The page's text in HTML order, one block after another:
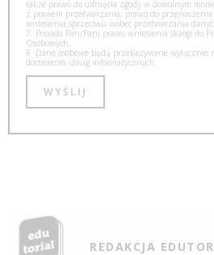
także prawo do cofnięcia zgody w dowolnym
z prawem przetwarzania, prawo do
wniesienia sprzeciwu wobec przetwarzania
7. Posiada Pan/Pani prawo wniesienia skargi do
Osobowych.
8. Dane osobowe będą przekazywane wyłącznie
dostawcom usług informatycznych.
REDAKCJA